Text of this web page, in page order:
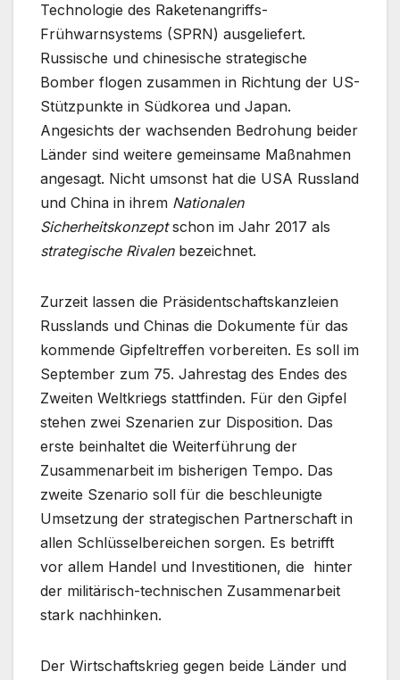
Technologie des Raketenangriffs-
Frühwarnsystems (SPRN) ausgeliefert.
Russische und chinesische strategische
Bomber flogen zusammen in Richtung der US-
Stützpunkte in Südkorea und Japan.
Angesichts der wachsenden Bedrohung beider
Länder sind weitere gemeinsame Maßnahmen
angesagt. Nicht umsonst hat die USA Russland
und China in ihrem Nationalen
Sicherheitskonzeptschon im Jahr 2017 als
strategische Rivalenbezeichnet.
Zurzeit lassen die Präsidentschaftskanzleien
Russlands und Chinas die Dokumente für das
kommende Gipfeltreffen vorbereiten. Es soll im
September zum 75. Jahrestag des Endes des
Zweiten Weltkriegs stattfinden. Für den Gipfel
stehen zwei Szenarien zur Disposition. Das
erste beinhaltet die Weiterführung der
Zusammenarbeit im bisherigen Tempo. Das
zweite Szenario soll für die beschleunigte
Umsetzung der strategischen Partnerschaft in
allen Schlüsselbereichen sorgen. Es betrifft
vor allem Handel und Investitionen, die hinter
der militärisch-technischen Zusammenarbeit
stark nachhinken.
Der Wirtschaftskrieg gegen beide Länder und